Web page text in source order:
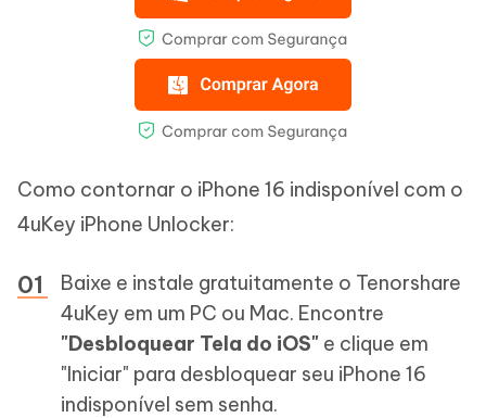
Como contornar o iPhone 16 indisponível com o
4uKey iPhone Unlocker:
Baixe e instale gratuitamente o Tenorshare
4uKey em um PC ou Mac. Encontre
"Desbloquear Tela do iOS" e clique em
"Iniciar" para desbloquear seu iPhone 16
indisponível sem senha.